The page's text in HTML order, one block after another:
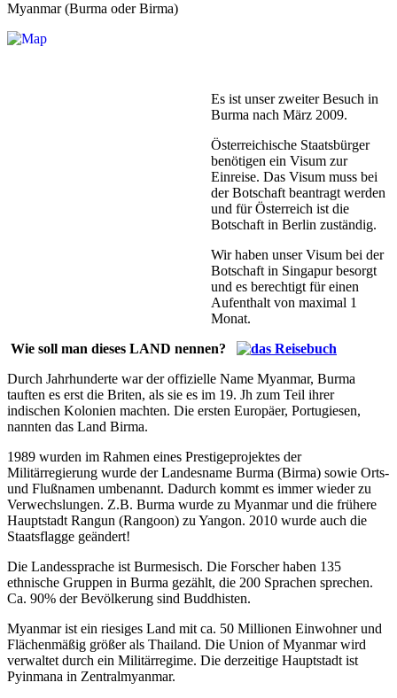
Myanmar (Burma oder Birma)
Es ist unser zweiter Besuch in
Burma nach März 2009.
Österreichische Staatsbürger
benötigen ein Visum zur
Einreise. Das Visum muss bei
der Botschaft beantragt werden
und für Österreich ist die
Botschaft in Berlin zuständig.
Wir haben unser Visum bei der
Botschaft in Singapur besorgt
und es berechtigt für einen
Aufenthalt von maximal 1
Monat.
Wie soll man dieses LAND nennen?
Durch Jahrhunderte war der offizielle Name Myanmar, Burma
tauften es erst die Briten, als sie es im 19. Jh zum Teil ihrer
indischen Kolonien machten. Die ersten Europäer, Portugiesen,
nannten das Land Birma.
1989 wurden im Rahmen eines Prestigeprojektes der
Militärregierung wurde der Landesname Burma (Birma) sowie Orts-
und Flußnamen umbenannt. Dadurch kommt es immer wieder zu
Verwechslungen. Z.B. Burma wurde zu Myanmar und die frühere
Hauptstadt Rangun (Rangoon) zu Yangon. 2010 wurde auch die
Staatsflagge geändert!
Die Landessprache ist Burmesisch. Die Forscher haben 135
ethnische Gruppen in Burma gezählt, die 200 Sprachen sprechen.
Ca. 90% der Bevölkerung sind Buddhisten.
Myanmar ist ein riesiges Land mit ca. 50 Millionen Einwohner und
Flächenmäßig größer als Thailand. Die Union of Myanmar wird
verwaltet durch ein Militärregime. Die derzeitige Hauptstadt ist
Pyinmana in Zentralmyanmar.